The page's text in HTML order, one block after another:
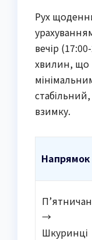
Рух
вечір
хвилин, що
взимку.
Напрямок
→
Шкуринці